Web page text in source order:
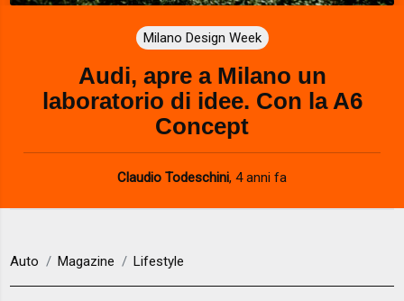
Milano Design Week
Audi, apre a Milano un
laboratorio di idee. Con la A6
Concept
Claudio Todeschini, 4 anni fa
Auto Magazine Lifestyle